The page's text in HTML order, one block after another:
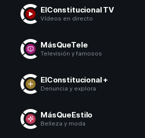
ElConstitucional TV
Vídeos en directo
MásQueTele
Televisión y famosos
ElConstitucional +
Denuncia y explora
MásQueEstilo
Belleza y moda